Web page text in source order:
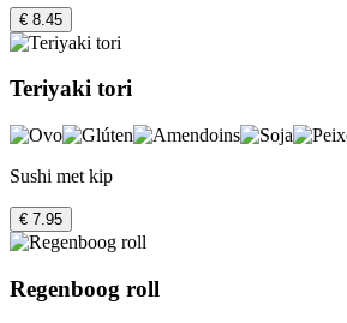
€ 8.45
Teriyaki tori
Sushi met kip
€ 7.95
Regenboog roll